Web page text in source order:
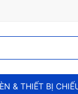
& THIẾT BỊ